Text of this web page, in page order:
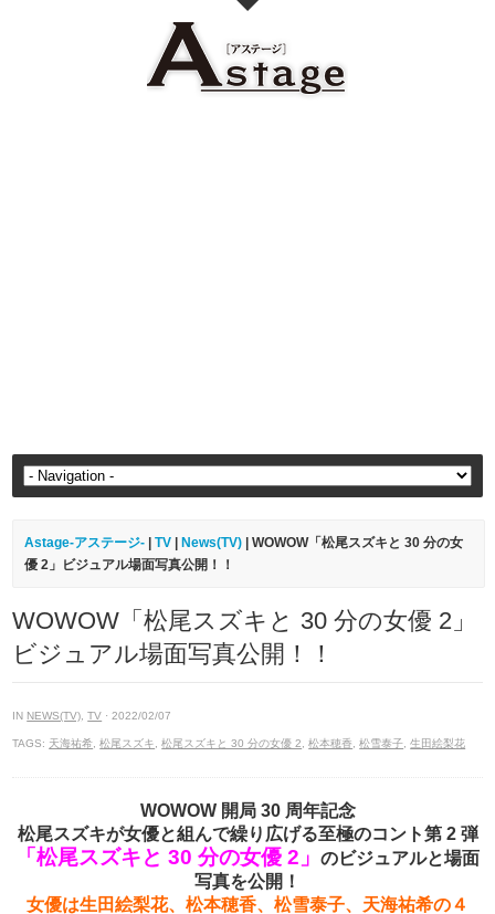
Astage-アステージ- |TV News(TV) | WOWOW「松尾スズキと 30 分の女
優 2」ビジュアル場面写真公開！！
WOWOW「松尾スズキと 30 分の女優 2」
ビジュアル場面写真公開！！
IN NEWS(TV) ,TV · 2022/02/07
TAGS: 天海祐希 ,松尾スズキ ,松尾スズキと 30 分の女優 2 ,松本穂香 ,松雪泰子 ,生田絵梨花
WOWOW 開局 30 周年記念
松尾スズキが女優と組んで繰り広げる至極のコント第 2 弾
「松尾スズキと 30 分の女優 2」 のビジュアルと場面
写真を公開！
女優は生田絵梨花、松本穂香、松雪泰子、天海祐希の４